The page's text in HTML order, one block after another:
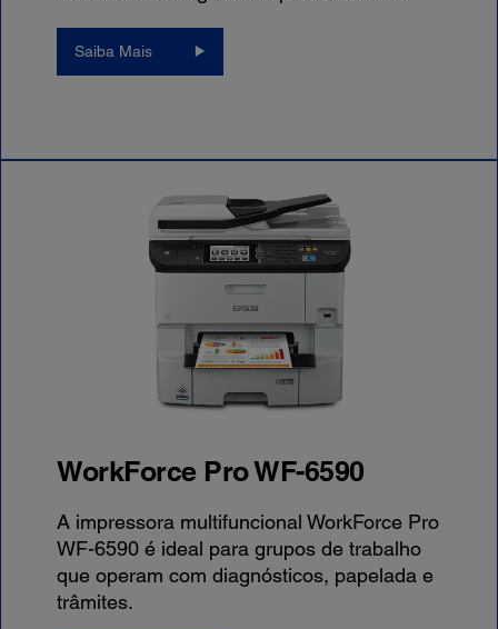
Saiba Mais
WorkForce Pro WF-6590
A impressora multifuncional WorkForce Pro
WF-6590 é ideal para grupos de trabalho
que operam com diagnósticos, papelada e
trâmites.